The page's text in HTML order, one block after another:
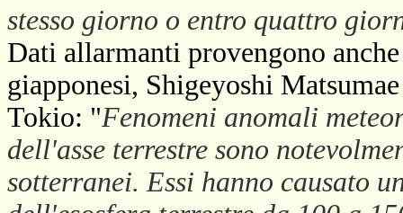
stesso giorno o entro quattro
Dati allarmanti provengono
giapponesi, Shigeyoshi
Tokio: "Fenomeni anomali
dell'asse terrestre sono
sotterranei. Essi hanno causato